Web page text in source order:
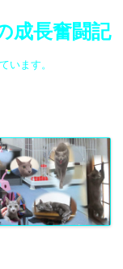
成長奮闘記
います。